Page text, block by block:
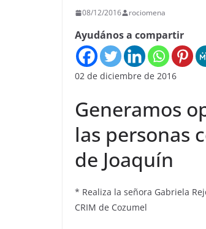
08/12/2016 rociomena
Ayudános a compartir
02 de diciembre de 2016
Generamos
las personas
de Joaquín
* Realiza la señora Gabriela
CRIM de Cozumel